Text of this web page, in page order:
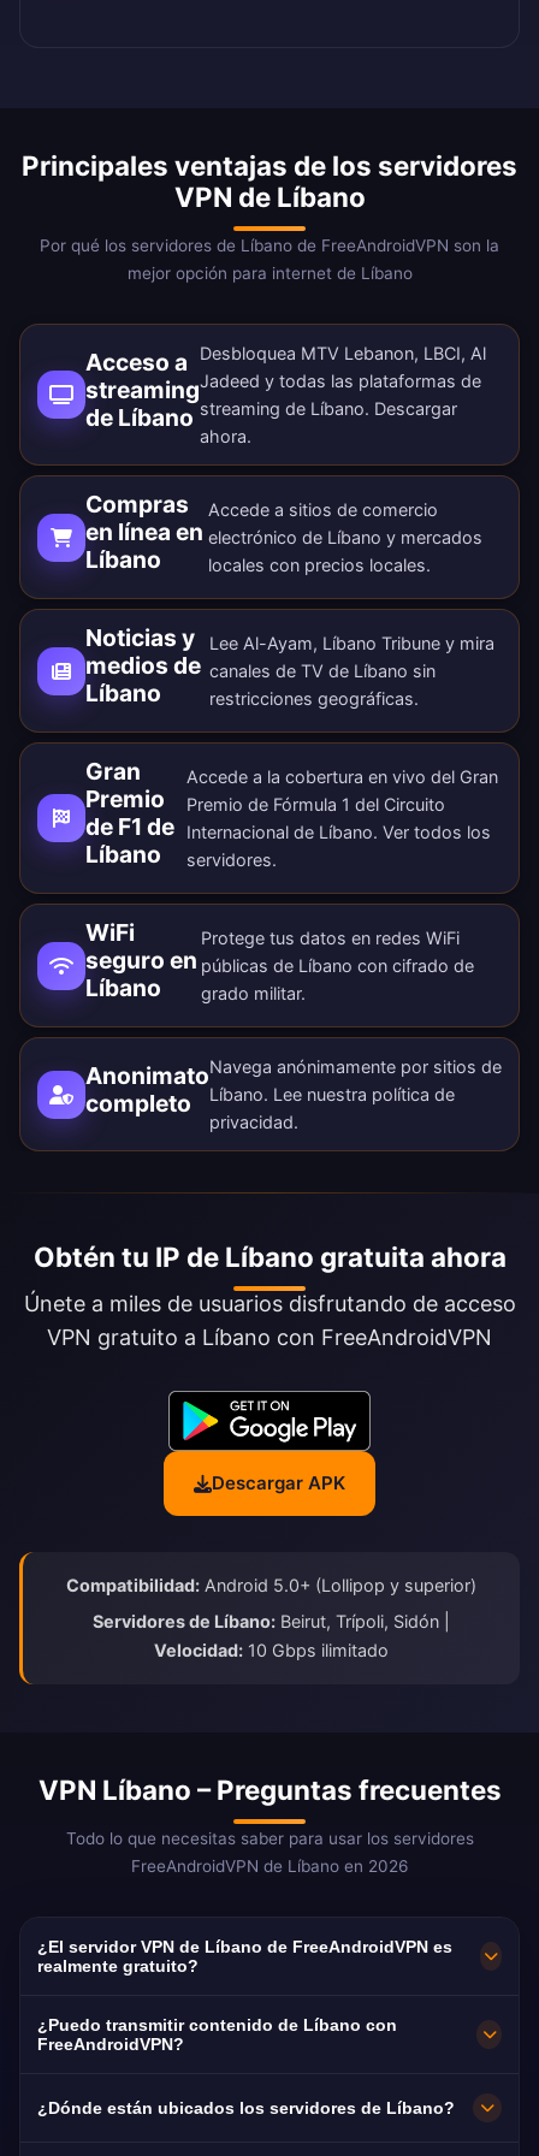
Principales ventajas de los servidores
VPN de Líbano
Por qué los servidores de Líbano de FreeAndroidVPN son la
mejor opción para internet de Líbano
Acceso a
streaming
de Líbano
Desbloquea MTV Lebanon, LBCI, Al
Jadeed y todas las plataformas de
streaming de Líbano. Descargar
ahora.
Compras
en línea en
Líbano
Accede a sitios de comercio
electrónico de Líbano y mercados
locales con precios locales.
Noticias y
medios de
Líbano
Lee Al-Ayam, Líbano Tribune y mira
canales de TV de Líbano sin
restricciones geográficas.
Gran
Premio
de F1 de
Líbano
Accede a la cobertura en vivo del Gran
Premio de Fórmula 1 del Circuito
Internacional de Líbano. Ver todos los
servidores.
WiFi
seguro en
Líbano
Protege tus datos en redes WiFi
públicas de Líbano con cifrado de
grado militar.
Anonimato
completo
Navega anónimamente por sitios de
Líbano. Lee nuestra política de
privacidad.
Obtén tu IP de Líbano gratuita ahora
Únete a miles de usuarios disfrutando de acceso
VPN gratuito a Líbano con FreeAndroidVPN
Descargar APK
Compatibilidad: Android 5.0+ (Lollipop y superior)
Servidores de Líbano: Beirut, Trípoli, Sidón |
Velocidad: 10 Gbps ilimitado
VPN Líbano – Preguntas frecuentes
Todo lo que necesitas saber para usar los servidores
FreeAndroidVPN de Líbano en 2026
¿El servidor VPN de Líbano de FreeAndroidVPN es
realmente gratuito?
¡Sí! Los servidores VPN de Líbano de
FreeAndroidVPN son 100% gratuitos sin
de crédito requerida. Acceso ilimitado a
¿Puedo transmitir contenido de Líbano con
FreeAndroidVPN?
¿Dónde están ubicados los servidores de Líbano?